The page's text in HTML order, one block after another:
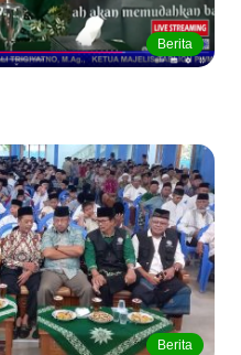
Berita
Berita